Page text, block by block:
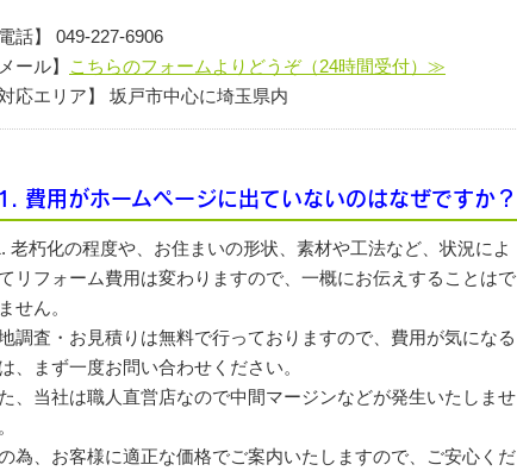
電話】 049-227-6906
メール】
こちらのフォームよりどうぞ（24時間受付）≫
対応エリア】 坂戸市中心に埼玉県内
費用がホームページに出ていないのはなぜですか？
老朽化の程度や、お住まいの形状、素材や工法など、状況によ
リフォーム費用は変わりますので、一概にお伝えすることはで
せん。
調査・お見積りは無料で行っておりますので、費用が気になる
、まず一度お問い合わせください。
、当社は職人直営店なので中間マージンなどが発生いたしませ
為、お客様に適正な価格でご案内いたしますので、ご安心くだ